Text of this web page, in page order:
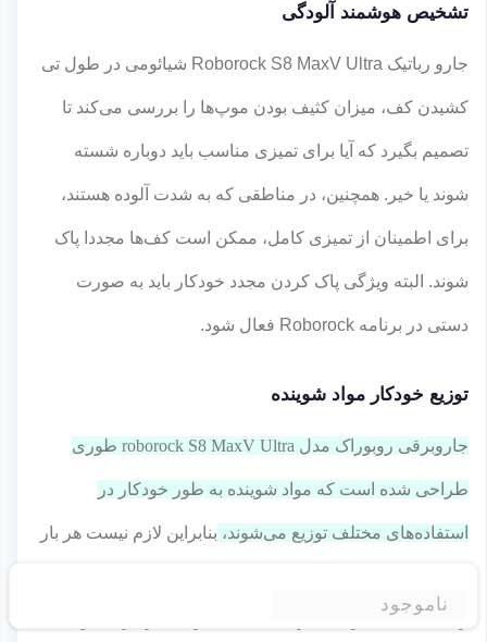
ناموجود
تشخیص هوشمند آلودگی
جارو رباتیک Roborock S8 MaxV Ultra شیائومی در طول تی
کشیدن کف، میزان کثیف بودن موپ‌ها را بررسی می‌کند تا
تصمیم بگیرد که آیا برای تمیزی مناسب باید دوباره شسته
شوند یا خیر. همچنین، در مناطقی که به شدت آلوده هستند،
برای اطمینان از تمیزی کامل، ممکن است کف‌ها مجددا پاک
شوند. البته ویژگی پاک کردن مجدد خودکار باید به صورت
دستی در برنامه Roborock فعال شود.
توزیع خودکار مواد شوینده
جاروبرقی روبوراک مدل roborock S8 MaxV Ultra طوری
طراحی شده است که مواد شوینده به طور خودکار در
استفاده‌های مختلف توزیع می‌شوند، بنابراین لازم نیست هر بار